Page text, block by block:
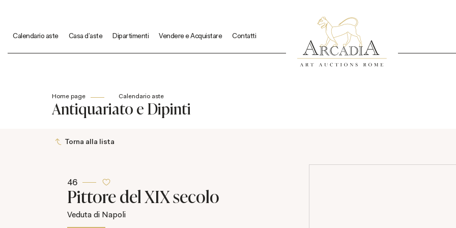
Calendario aste Casa d'aste Dipartimenti Vendere e Acquistare Contatti
Home page Calendario aste
Antiquariato e Dipinti
Torna alla lista
46
Pittore del XIX secolo
Veduta di Napoli